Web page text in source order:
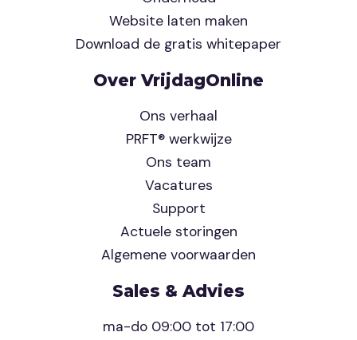
Website laten maken
Download de gratis whitepaper
Over VrijdagOnline
Ons verhaal
PRFT® werkwijze
Ons team
Vacatures
Support
Actuele storingen
Algemene voorwaarden
Sales & Advies
ma-do 09:00 tot 17:00